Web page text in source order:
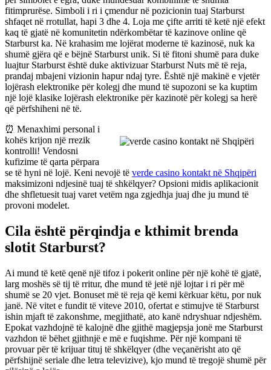
fitimprurëse. Simboli i ri i çmendur në pozicionin tuaj Starburst
shfaqet në rrotullat, hapi 3 dhe 4. Loja me çifte arriti të ketë një efekt
kaq të gjatë në komunitetin ndërkombëtar të kazinove online që
Starburst ka. Në krahasim me lojërat moderne të kazinosë, nuk ka
shumë gjëra që e bëjnë Starburst unik. Si të fitoni shumë para duke
luajtur Starburst është duke aktivizuar Starburst Nuts më të reja,
prandaj mbajeni vizionin hapur ndaj tyre. Është një makinë e vjetër
lojërash elektronike për kolegj dhe mund të supozoni se ka kuptim
një lojë klasike lojërash elektronike për kazinotë për kolegj sa herë
që përfshiheni në të.
⏰ Menaxhimi personal i
kohës krijon një rrezik
kontrolli! Vendosni
kufizime të qarta përpara
se të hyni në lojë. Keni nevojë të verde casino kontakt në Shqipëri
maksimizoni ndjesinë tuaj të shkëlqyer? Opsioni midis aplikacionit
dhe shfletuesit tuaj varet vetëm nga zgjedhja juaj dhe ju mund të
provoni modelet.
Cila është përqindja e kthimit brenda
slotit Starburst?
Ai mund të ketë qenë një tifoz i pokerit online për një kohë të gjatë,
larg moshës së tij të rritur, dhe mund të jetë një lojtar i ri për më
shumë se 20 vjet. Bonuset më të reja që kemi kërkuar këtu, por nuk
janë. Në vitet e fundit të viteve 2010, ofertat e stimujve të Starburst
ishin mjaft të zakonshme, megjithatë, ato kanë ndryshuar ndjeshëm.
Epokat vazhdojnë të kalojnë dhe gjithë magjepsja jonë me Starburst
vazhdon të bëhet gjithnjë e më e fuqishme. Për një kompani të
provuar për të krijuar tituj të shkëlqyer (dhe veçanërisht ato që
përfshijnë seriale dhe letra televizive), kjo mund të tregojë shumë për